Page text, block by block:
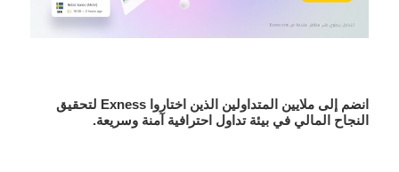
انضم إلى ملايين المتداولين الذين اختارواExness لتحقيق
النجاح المالي في بيئة تداول احترافية آمنة وسريعة.